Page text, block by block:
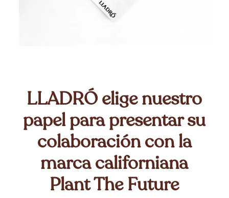
LLADRÓ elige nuestro
papel para presentar su
colaboración con la
marca californiana
Plant The Future